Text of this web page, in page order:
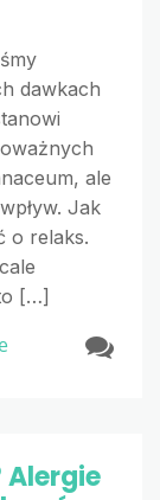
dawkach
ale
Jak
o relaks.
[…]
Alergie